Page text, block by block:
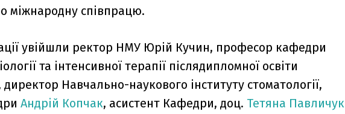
міжнародну співпрацю.
увійшли ректор НМУ Юрій Кучин, професор кафедри
та інтенсивної терапії післядипломної освіти
Навчально-наукового інституту стоматології,
Андрій Копчак, асистент Кафедри, доц. Тетяна Павличук